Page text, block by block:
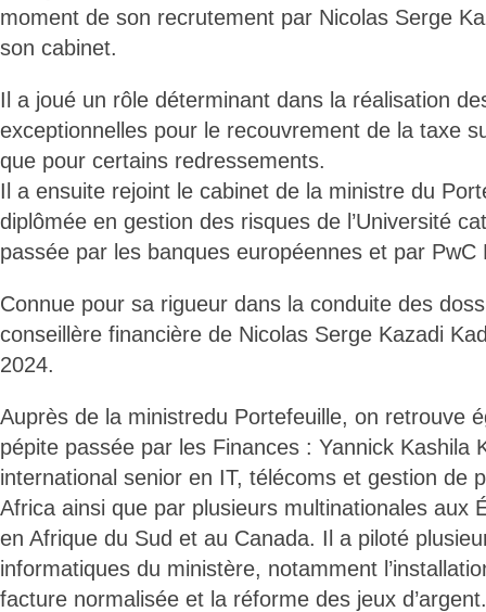
moment de son recrutement par Nicolas Serge
son cabinet.
Il a joué un rôle déterminant dans la réalisation
exceptionnelles pour le recouvrement de la taxe
que pour certains redressements.
Il a ensuite rejoint le cabinet de la ministre du
diplômée en gestion des risques de l’Université
passée par les banques européennes et par PwC
Connue pour sa rigueur dans la conduite des
conseillère financière de Nicolas Serge Kazadi
2024.
Auprès de la ministredu Portefeuille, on retrouve
pépite passée par les Finances : Yannick Kashila
international senior en IT, télécoms et gestion de
Africa ainsi que par plusieurs multinationales aux
en Afrique du Sud et au Canada. Il a piloté
informatiques du ministère, notamment
facture normalisée et la réforme des jeux d’argent.